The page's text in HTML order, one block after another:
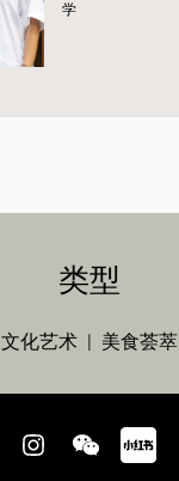
学
类型
文化艺术 美食荟萃